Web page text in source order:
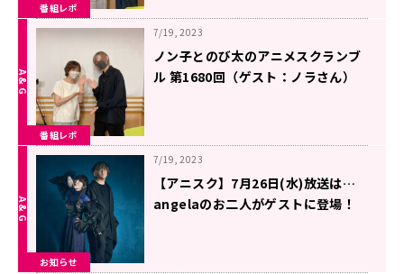
番組レポ
番組レポ
7/19, 2023
ノン子とのび太のアニメスクランブ
ル 第1680回（ゲスト：ノラさん）
お知らせ
7/19, 2023
【アニスク】7月26日(水)放送は…
angelaのお二人がゲストに登場！